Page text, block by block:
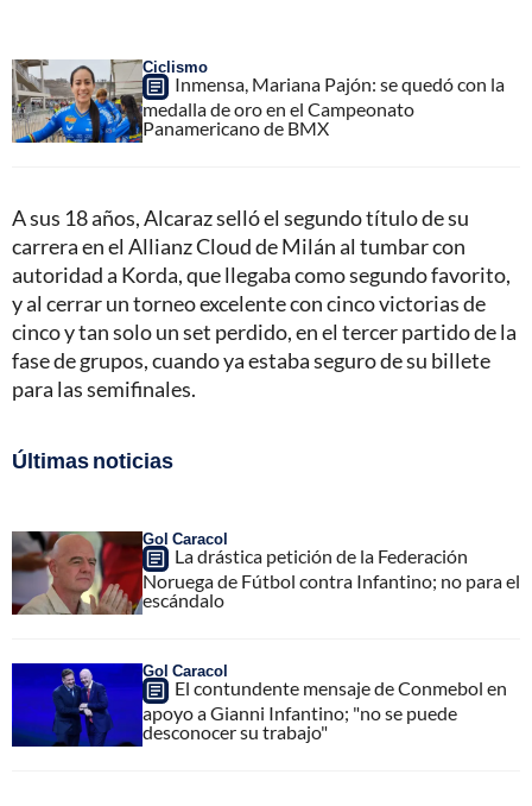
Ciclismo
Inmensa, Mariana Pajón: se quedó con la
medalla de oro en el Campeonato
Panamericano de BMX
A sus 18 años, Alcaraz selló el segundo título de su
carrera en el Allianz Cloud de Milán al tumbar con
autoridad a Korda, que llegaba como segundo favorito,
y al cerrar un torneo excelente con cinco victorias de
cinco y tan solo un set perdido, en el tercer partido de la
fase de grupos, cuando ya estaba seguro de su billete
para las semifinales.
Últimas noticias
Gol Caracol
La drástica petición de la Federación
Noruega de Fútbol contra Infantino; no para el
escándalo
Gol Caracol
El contundente mensaje de Conmebol en
apoyo a Gianni Infantino; "no se puede
desconocer su trabajo"